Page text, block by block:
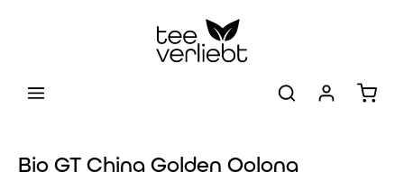
Bio GT China Golden Oolong